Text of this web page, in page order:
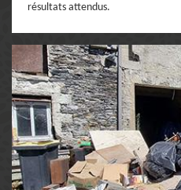
résultats attendus.